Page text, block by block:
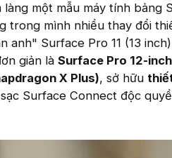
một mẫu máy tính bảng
trong mình nhiều thay đổi
anh" Surface Pro 11 (13
giản là Surface Pro 12-inch
X Plus), sở hữu
Surface Connect độc